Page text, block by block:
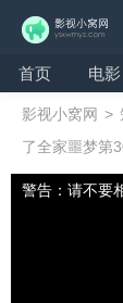
首页 电影
影视小窝网 >
了全家噩梦第
警告：请不要